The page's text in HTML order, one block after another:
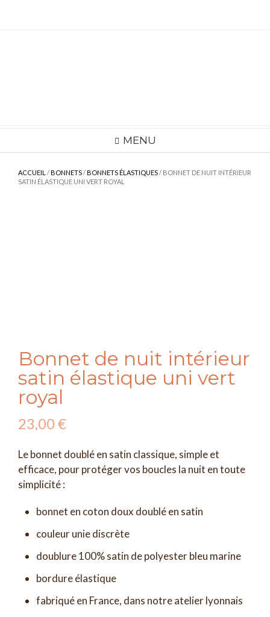
MENU
ACCUEIL /BONNETS/BONNETS ÉLASTIQUES/ BONNET DE NUIT INTÉRIEUR
SATIN ÉLASTIQUE UNI VERT ROYAL
Bonnet de nuit intérieur
satin élastique uni vert
royal
23,00€
Le bonnet doublé en satin classique, simple et
efficace, pour protéger vos boucles la nuit en toute
simplicité :
bonnet en coton doux doublé en satin
couleur unie discrète
doublure 100% satin de polyester bleu marine
bordure élastique
fabriqué en France, dans notre atelier lyonnais